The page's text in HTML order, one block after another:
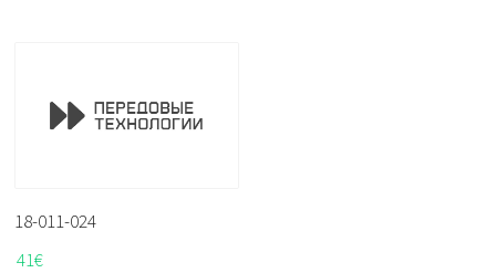
18-011-024
41€